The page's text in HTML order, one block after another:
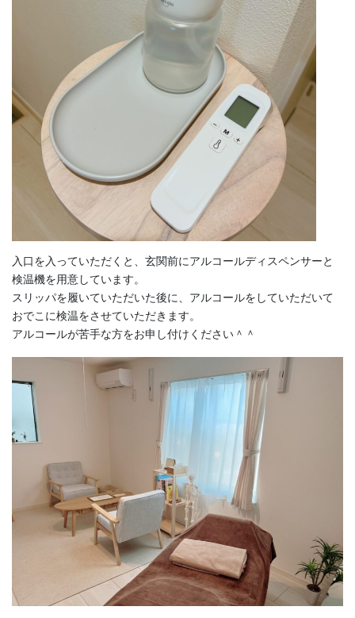
入口を入っていただくと、玄関前にアルコールディスペンサーと
検温機を用意しています。
スリッパを履いていただいた後に、アルコールをしていただいて
おでこに検温をさせていただきます。
アルコールが苦手な方をお申し付けください＾＾